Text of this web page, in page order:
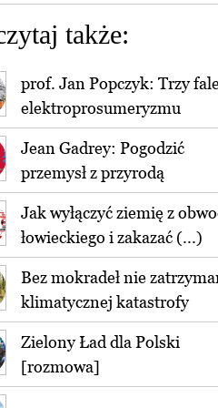
także:
prof. Jan Popczyk: Trzy
elektroprosumeryzmu
Jean Gadrey: Pogodzić
przemysł z przyrodą
Jak wyłączyć ziemię z
łowieckiego i zakazać (...)
Bez mokradeł nie
klimatycznej katastrofy
Zielony Ład dla Polski
[rozmowa]